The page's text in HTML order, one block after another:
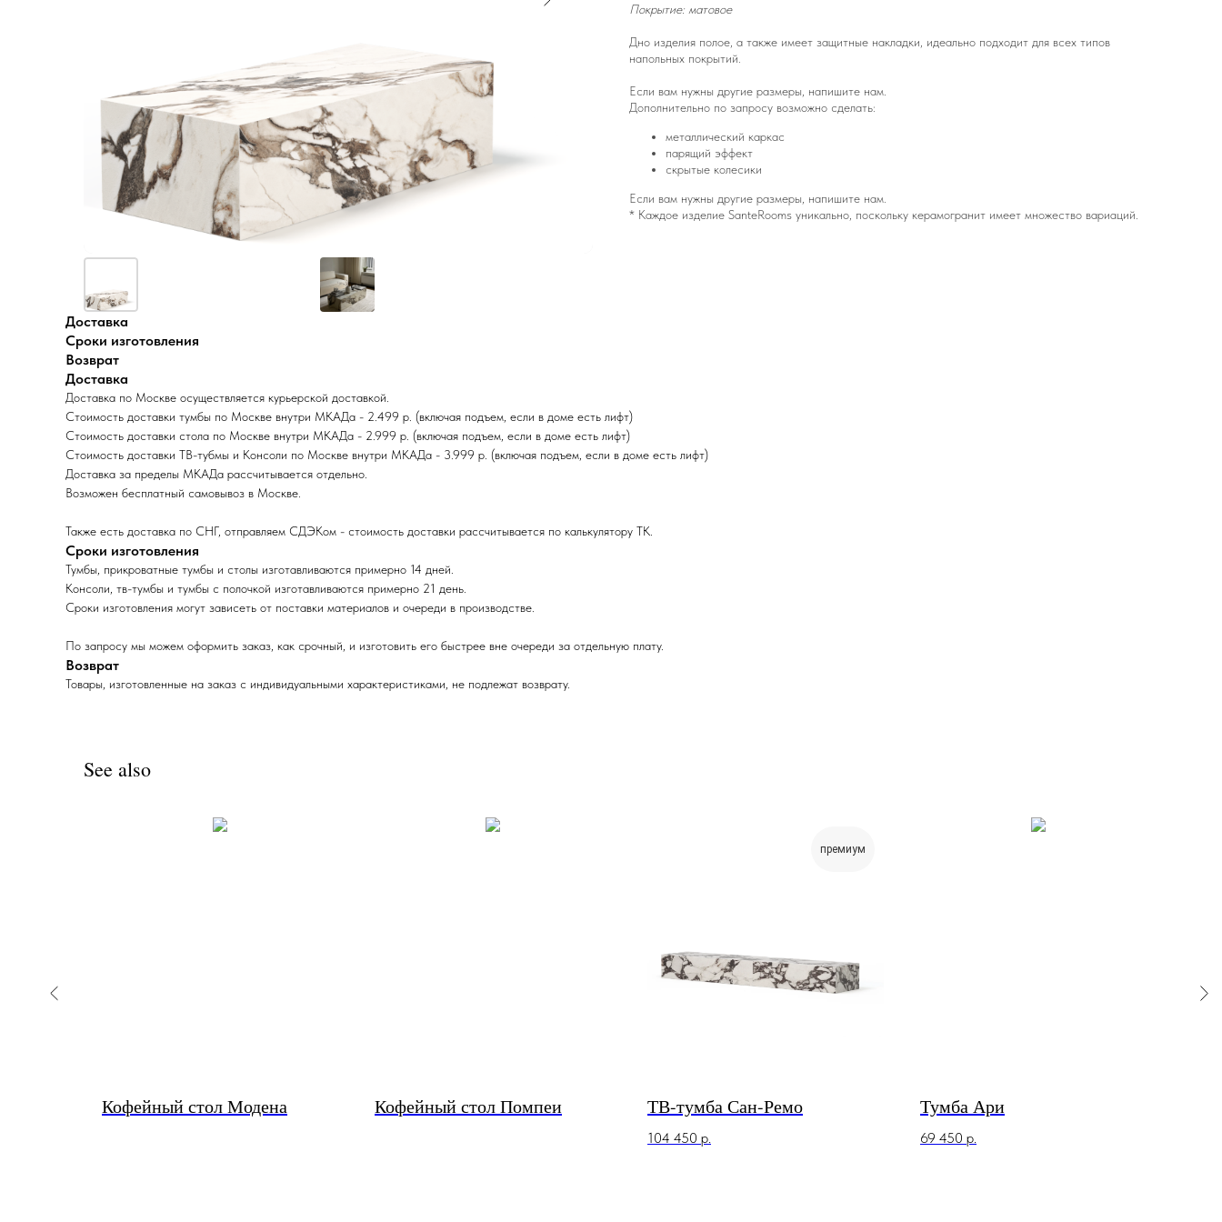
Покрытие: матовое
Дно изделия полое, а также имеет защитные накладки, идеально подходит для всех типов
напольных покрытий.
Если вам нужны другие размеры, напишите нам.
Дополнительно по запросу возможно сделать:
металлический каркас
парящий эффект
скрытые колесики
Если вам нужны другие размеры, напишите нам.
* Каждое изделие SanteRooms уникально, поскольку керамогранит имеет множество вариаций.
Доставка
Сроки изготовления
Возврат
Доставка
Доставка по Москве осуществляется курьерской доставкой.
Стоимость доставки тумбы по Москве внутри МКАДа - 2.499 р. (включая подъем, если в доме есть лифт)
Стоимость доставки стола по Москве внутри МКАДа - 2.999 р. (включая подъем, если в доме есть лифт)
Стоимость доставки ТВ-тубмы и Консоли по Москве внутри МКАДа - 3.999 р. (включая подъем, если в доме есть лифт)
Доставка за пределы МКАДа раcсчитывается отдельно.
Возможен бесплатный самовывоз в Москве.
Также есть доставка по СНГ, отправляем СДЭКом - стоимость доставки рассчитывается по калькулятору ТК.
Сроки изготовления
Тумбы, прикроватные тумбы и столы изготавливаются примерно 14 дней.
Консоли, тв-тумбы и тумбы с полочкой изготавливаются примерно 21 день.
Сроки изготовления могут зависеть от поставки материалов и очереди в производстве.
По запросу мы можем оформить заказ, как срочный, и изготовить его быстрее вне очереди за отдельную плату.
Возврат
Товары, изготовленные на заказ с индивидуальными характеристиками, не подлежат возврату.
See also
Кофейный стол Модена Кофейный стол Помпеи
премиум
ТВ-тумба Сан-Ремо
104 450 р.
Тумба Ари
69 450 р.